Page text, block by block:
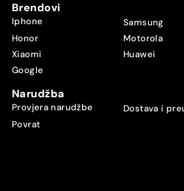
Brendovi
Iphone
Samsung
Honor
Motorola
Xiaomi
Huawei
Google
Narudžba
Provjera narudžbe
Dostava i
Povrat